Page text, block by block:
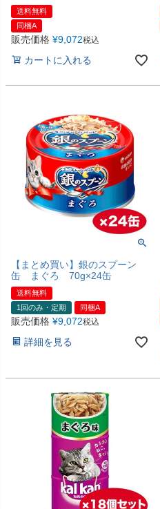
送料無料
同梱A
販売価格 ¥9,072税込
カートに入れる
【まとめ買い】銀のスプーン
缶 まぐろ 70g×24缶
送料無料
1回のみ・定期
同梱A
販売価格 ¥9,072税込
詳細を見る